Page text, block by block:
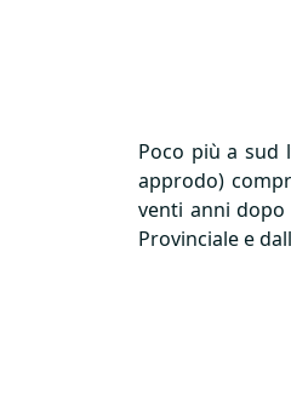
Poco più a sud
approdo)
venti anni dopo
Provinciale e